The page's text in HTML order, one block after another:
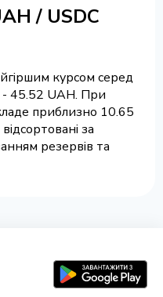
/ USDC
курсом серед
- 45.52 UAH. При
приблизно 10.65
за
резервів та